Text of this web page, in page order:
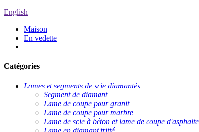
English
Maison
En vedette
Catégories
Lames et segments de scie diamantés
Segment de diamant
Lame de coupe pour granit
Lame de coupe pour marbre
Lame de scie à béton et lame de coupe d'asphalte
Lame en diamant fritté